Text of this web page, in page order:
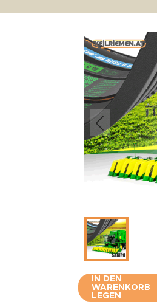
IN DEN
WARENKORB
LEGEN